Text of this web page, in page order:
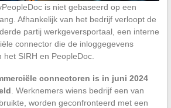
is niet gebaseerd op een
Afhankelijk van het bedrijf verloopt de
partij werkgeversportaal, een interne
connector die de inloggegevens
SIRH en PeopleDoc.
connectoren is in juni 2024
. Werknemers wiens bedrijf een van
worden geconfronteerd met een